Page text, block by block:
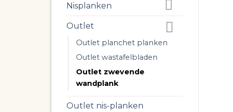
Nisplanken
Outlet
Outlet planchet planken
Outlet wastafelbladen
Outlet zwevende
wandplank
Outlet nis-planken